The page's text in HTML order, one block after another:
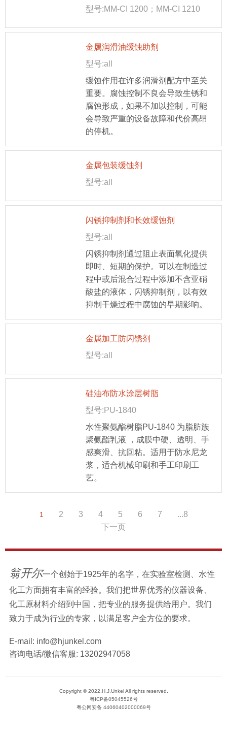
型号:MM-CI 1200；MM-CI 1210
金属润滑油缓蚀助剂
型号:all
缓蚀作用在许多润滑剂配方中至关
重要。腐蚀控制不良会导致生锈和
腐蚀形成，如果不加以控制，可能
会导致严重的设备故障和代价高昂
的停机。
金属包装缓蚀剂
型号:all
闪锈抑制剂和长效缓蚀剂
型号:all
闪锈抑制剂通过阻止表面氧化提供
即时、短期的保护。可以在制造过
程中或后混合过程中添加不含亚硝
酸盐的液体，闪锈抑制剂，以有效
抑制干燥过程中腐蚀的早期影响。
金属加工防闪锈剂
型号:all
硅油布防水涂层树脂
型号:PU-1840
水性聚氨酯树脂PU-1840 为脂肪族
聚氨酯乳液 ，成膜中硬、透明、手
感爽滑、抗回粘。适用于防水尼龙
浆，适合机械印刷和手工印刷工
艺。
1 2 3 4 5 6 7
...8
下一页
翁开尔一个创始于1925年的名字，在实验室检测、水性
化工方面拥有丰富的经验。我们把世界优秀的仪器设备、
化工原材料介绍到中国，把专业的服务提供给用户。我们
致力于成为行业的专家，以满足客户全方位的要求。
E-mail: info@hjunkel.com
咨询电话/微信客服: 13202947058
Copyright © 2022.H.J.Unkel All rights reserved.
粤ICP备05045526号
粤公网安备 44060402000069号